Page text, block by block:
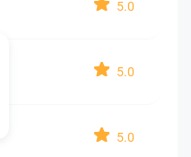
5.0
5.0
5.0